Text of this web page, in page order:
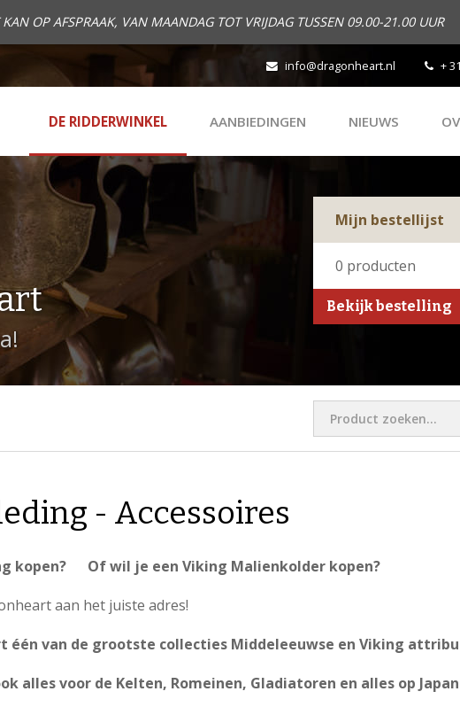
OP AFSPRAAK, VAN MAANDAG TOT VRIJDAG TUSSEN 09.00-21.00 UUR
info@dragonheart.nl +
DE RIDDERWINKEL AANBIEDINGEN NIEUWS
Mijn bestellijst
0 producten
Bekijk bestelling
- Accessoires
kopen? Of wil je een Viking Malienkolder kopen?
aan het juiste adres!
één van de grootste collecties Middeleeuwse en Viking
alles voor de Kelten, Romeinen, Gladiatoren en alles op